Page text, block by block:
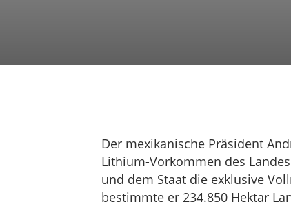
Der mexikanische Präsident
Lithium-Vorkommen des
und dem Staat die exklusive
bestimmte er 234.850 Hektar